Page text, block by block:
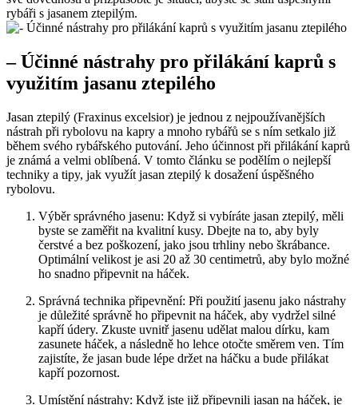
rybáři s jasanem ztepilým.
– Účinné nástrahy pro přilákání kaprů s
využitím jasanu ztepilého
Jasan ztepilý (Fraxinus excelsior) je jednou‍ z nejpoužívanějších
nástrah ⁣při rybolovu na kapry a mnoho rybářů se s ním setkalo již
během svého rybářského putování. Jeho účinnost při přilákání kaprů
‌je známá⁤ a velmi oblíbená. V tomto‍ článku‌ se podělím o nejlepší
techniky a tipy, jak využít jasan ztepilý k dosažení úspěšného
rybolovu.
Výběr správného jasenu: Když⁤ si vybíráte jasan ztepilý, měli
byste se zaměřit na ⁤kvalitní kusy. Dbejte na to, aby byly
čerstvé a ‌bez poškození, jako jsou trhliny nebo škrábance.⁢
Optimální ⁣velikost je asi 20 až ⁣30 centimetrů, aby bylo možné
ho snadno připevnit na ⁢háček.
Správná technika připevnění: Při použití jasenu jako nástrahy
‌je důležité správně ho připevnit na háček, aby vydržel silné
kapří ⁢údery. Zkuste uvnitř jasenu udělat malou ⁢dírku, ‍kam
zasunete háček, a následně ho lehce otočte směrem ven. Tím‍
zajistíte, že jasan⁢ bude lépe držet na háčku a bude přilákat
kapří pozornost.
Umístění ⁣nástrahy: Když jste již připevnili jasan na háček, je